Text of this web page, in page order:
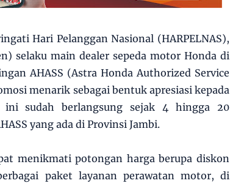
Hari Pelanggan Nasional (HARPELNAS),
selaku main dealer sepeda motor Honda di
AHASS (Astra Honda Authorized Service
menarik sebagai bentuk apresiasi kepada
ini sudah berlangsung sejak 4 hingga 20
yang ada di Provinsi Jambi.
menikmati potongan harga berupa diskon
paket layanan perawatan motor, di